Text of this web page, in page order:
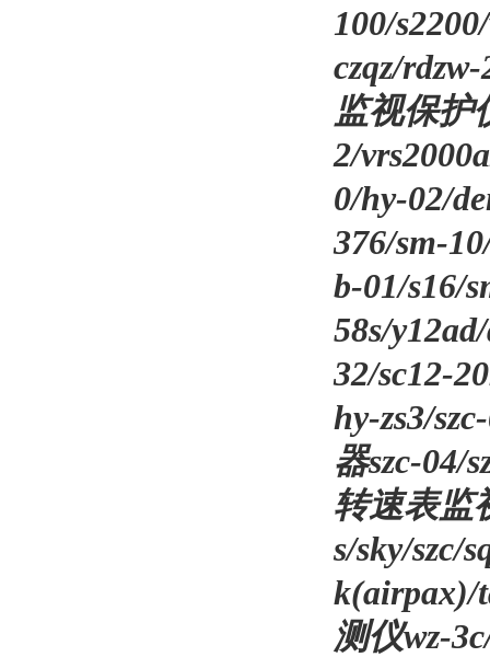
100/
czqz/
监视保护
2/
0/hy-02/
376/sm-
b-01/s16/
58s/
32/sc12-
hy-zs3/
器szc-04/
转速表监
s/sky/szc/
k(airpax)/
测仪wz-